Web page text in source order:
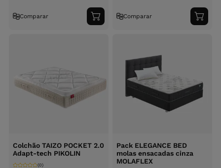
Comparar
Adicionar
ao
Comparar
ao
Colchão TAIZO POCKET 2.0
Adapt-tech PIKOLIN
(0)
Pack ELEGANCE BED
molas ensacadas cinza
MOLAFLEX